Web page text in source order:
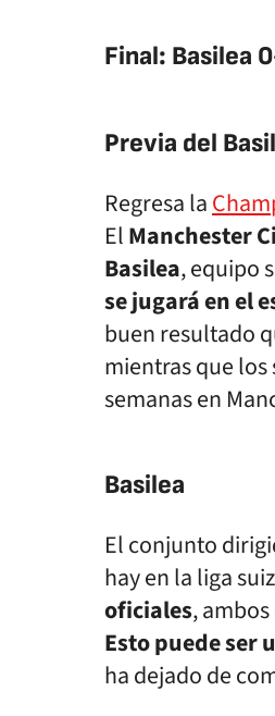
Final: Basilea
Previa del
Regresa la
ElManchester
Basilea, equipo
se jugará en el
buen resultado
mientras que
semanas en
Basilea
El conjunto
hay en la liga
oficiales,
Esto puede ser
ha dejado de